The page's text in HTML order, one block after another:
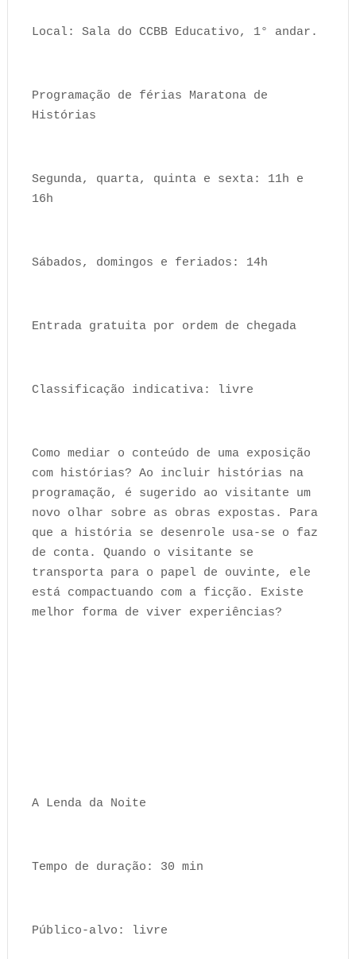
Local: Sala do CCBB Educativo, 1° andar.
Programação de férias Maratona de
Histórias
Segunda, quarta, quinta e sexta: 11h e
16h
Sábados, domingos e feriados: 14h
Entrada gratuita por ordem de chegada
Classificação indicativa: livre
Como mediar o conteúdo de uma exposição
com histórias? Ao incluir histórias na
programação, é sugerido ao visitante um
novo olhar sobre as obras expostas. Para
que a história se desenrole usa-se o faz
de conta. Quando o visitante se
transporta para o papel de ouvinte, ele
está compactuando com a ficção. Existe
melhor forma de viver experiências?
A Lenda da Noite
Tempo de duração: 30 min
Público-alvo: livre